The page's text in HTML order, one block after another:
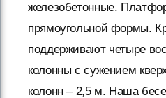
железобетонные.
прямоугольной формы.
поддерживают четыре
колонны с сужением
колонн – 2,5 м. Наша